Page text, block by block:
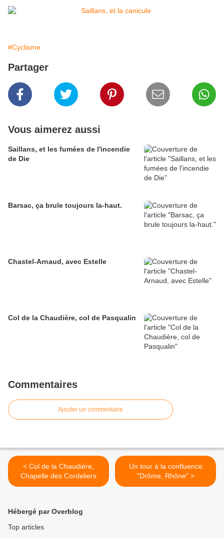
#Cyclisme
Partager
Vous aimerez aussi
Saillans, et les fumées de l'incendie
de Die
Barsac, ça brule toujours la-haut.
Chastel-Arnaud, avec Estelle
Col de la Chaudière, col de Pasqualin
Commentaires
Ajouter un commentaire
< Col de la Chaudière,
Chapelle des Cordeliers
Un tour à la confluence
"Drôme, Rhône" >
Hébergé par Overblog
Top articles